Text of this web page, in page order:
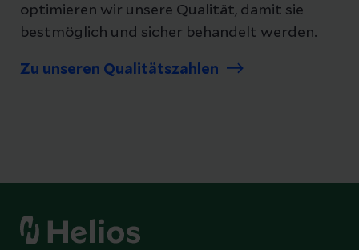
optimieren wir unsere Qualität, damit sie
bestmöglich und sicher behandelt werden.
Zu unseren Qualitätszahlen